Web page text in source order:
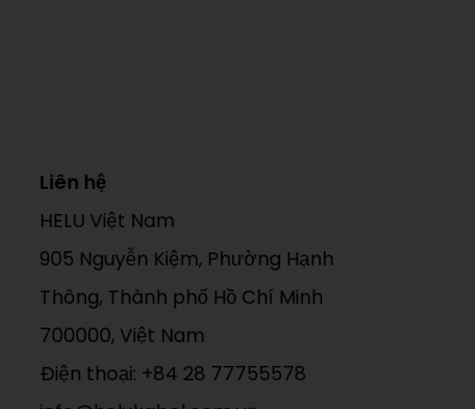
Liên hệ
HELU Việt Nam
905 Nguyễn Kiệm, Phường Hạnh
Thông, Thành phố Hồ Chí Minh
700000, Việt Nam
Điện thoại: +84 28 77755578